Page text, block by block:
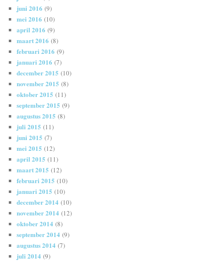
juni 2016 (9)
mei 2016 (10)
april 2016 (9)
maart 2016 (8)
februari 2016 (9)
januari 2016 (7)
december 2015 (10)
november 2015 (8)
oktober 2015 (11)
september 2015 (9)
augustus 2015 (8)
juli 2015 (11)
juni 2015 (7)
mei 2015 (12)
april 2015 (11)
maart 2015 (12)
februari 2015 (10)
januari 2015 (10)
december 2014 (10)
november 2014 (12)
oktober 2014 (8)
september 2014 (9)
augustus 2014 (7)
juli 2014 (9)